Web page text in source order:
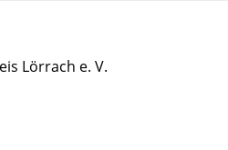
Lörrach e. V.